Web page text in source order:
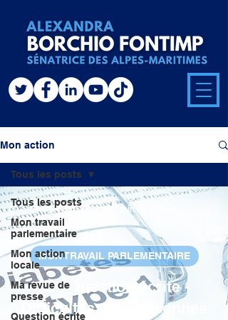
Mon action
Tous les posts
Mon travail
parlementaire
Mon action
locale
Ma revue de
presse
Question écrite
Tous les posts
#38 Question écrite -
Difficultés des personnes
MON TRAVAIL PARLEMENTAIRE
14 oct. 2022 2 min de lecture